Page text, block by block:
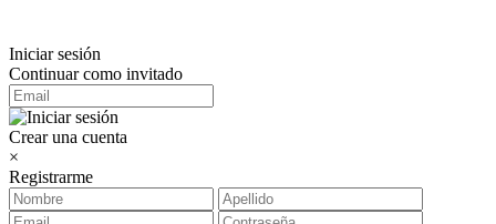
Iniciar sesión
Continuar como invitado
Crear una cuenta
×
Registrarme